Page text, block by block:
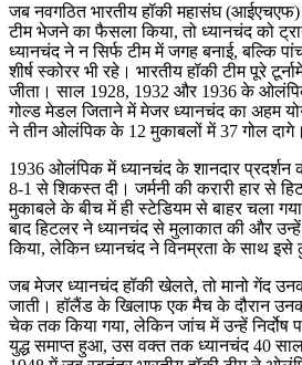
जब नवगठित भारतीय हॉकी महासंघ
टीम भेजने का फैसला किया, तो ध्यानचंद को
ध्यानचंद ने न सिर्फ टीम में जगह बनाई, बल्कि
शीर्ष स्कोरर भी रहे। भारतीय हॉकी टीम पूरे
जीता। साल 1928, 1932 और 1936 के
गोल्ड मेडल जिताने में मेजर ध्यानचंद का अहम
ने तीन ओलंपिक के 12 मुकाबलों में 37 गोल दागे।
1936 ओलंपिक में ध्यानचंद के शानदार प्रदर्शन
8-1 से शिकस्त दी। जर्मनी की करारी हार से
मुकाबले के बीच में ही स्टेडियम से बाहर चला
बाद हिटलर ने ध्यानचंद से मुलाकात की और
किया, लेकिन ध्यानचंद ने विनम्रता के साथ इसे
जब मेजर ध्यानचंद हॉकी खेलते, तो मानो गेंद
जाती। हॉलैंड के खिलाफ एक मैच के दौरान
चेक तक किया गया, लेकिन जांच में उन्हें निर्दोष
युद्ध समाप्त हुआ, उस वक्त तक ध्यानचंद 40